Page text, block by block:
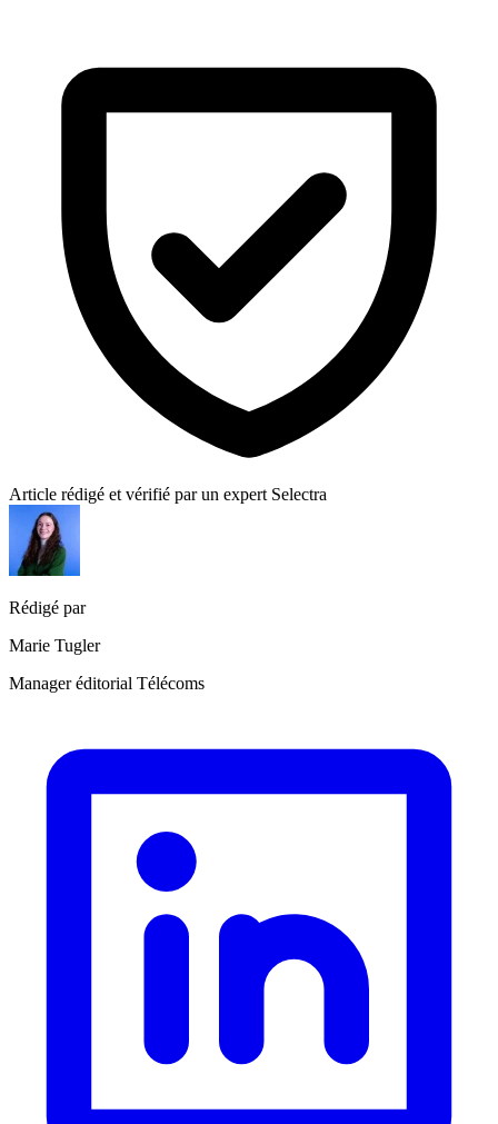
Article rédigé et vérifié par un expert Selectra
Rédigé par
Marie Tugler
Manager éditorial Télécoms